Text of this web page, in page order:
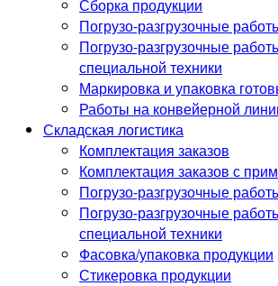
Сборка продукции
Погрузо-разгрузочные
Погрузо-разгрузочные
специальной техники
Маркировка и упаковка
Работы на конвейерной
Складская логистика
Комплектация заказов
Комплектация заказов с
Погрузо-разгрузочные
Погрузо-разгрузочные
специальной техники
Фасовка/упаковка продукции
Стикеровка продукции